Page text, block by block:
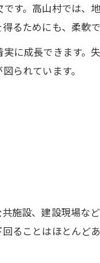
す。高山村では、
るためにも、柔軟
に成長できます。
られています。
施設、建設現場な
ることはほとんど